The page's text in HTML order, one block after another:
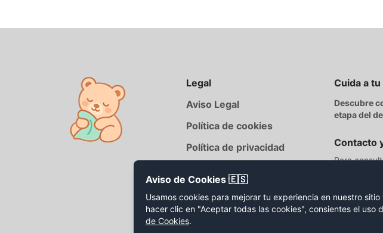
Legal
Aviso Legal
Política de cookies
Política de privacidad
Cuida a
Descubre
etapa del
Contacto
Para
Aviso de Cookies 🇪🇸
Usamos cookies para mejorar tu experiencia en nuestro
hacer clic en "Aceptar todas las cookies", consientes el uso
de Cookies.